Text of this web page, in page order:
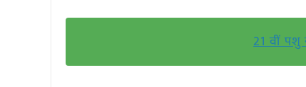
21 वीं